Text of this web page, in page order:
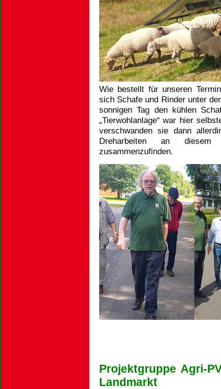
Wie bestellt für unseren
sich Schafe und Rinder unter
sonnigen Tag den kühlen
„Tierwohlanlage“ war hier
verschwanden sie dann
Dreharbeiten an
zusammenzufinden.
Projektgruppe Agri-
Landmarkt